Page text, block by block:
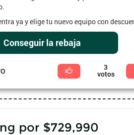
ya y elige tu nuevo equipo con
Conseguir la rebaja
3
votos
por $729,990